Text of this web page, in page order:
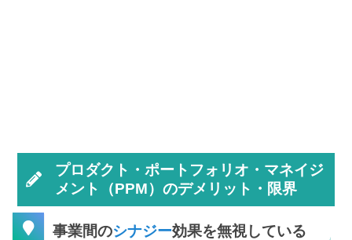
プロダクト・ポートフォリオ・マネイジ
メント（PPM）のデメリット・限界
事業間のシナジー効果を無視している